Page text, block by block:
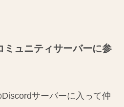
ュニティサーバーに参
サーバーに入って仲